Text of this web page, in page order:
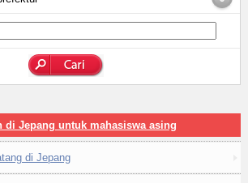
di Jepang untuk mahasiswa asing
di Jepang